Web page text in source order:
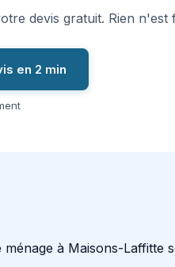
devis gratuit. Rien n'est
en 2 min
à Maisons-